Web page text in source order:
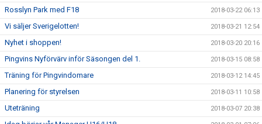
Rosslyn Park med F18 2018-03-22 06:13
Vi säljer Sverigelotten! 2018-03-21 12:54
Nyhet i shoppen! 2018-03-20 20:16
Pingvins Nyförvärv inför Säsongen del 1. 2018-03-15 08:58
Träning för Pingvindomare 2018-03-12 14:45
Planering för styrelsen 2018-03-11 10:58
Uteträning 2018-03-07 20:38